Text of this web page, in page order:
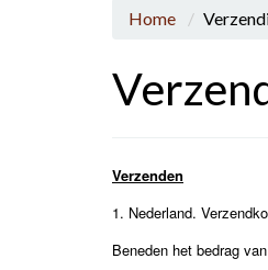
Home
Verzenden
1. Nederland.
Beneden het bedrag